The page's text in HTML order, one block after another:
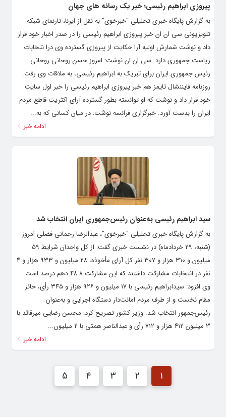
پیروزی ابراهیم رئیسی؛ خبر یک رسانه های جهان
به گزارش پایگاه خبری تحلیلی “خبرخوی” به نقل از ایرنا، تارنمای شبکه
تلویزیونی سی ان ان خبر پیروزی ابراهیم رئیسی را در صدر اخبار خود قرار
داد و نوشت شمارش اولیه آرا حکایت از پیروزی گسترده وی درا نتخابات
ریاست جمهوری دارد. سی ان ان نوشت: امروز حسن روحانی روحانی
رئیس جمهوری ایران برای تبریک به ابراهیم رئیسی، به ملاقات وی رفت.
روزنامه فایننشال تایمز هم خبر پیروزی ابراهیم رئیسی را خبر اول سایت
خود قرار داد و نوشت که او توانسته بطور گسترده آرای اکثریت قاطع مردم
ایران را بدست آورد. خبرگزاری فرانسه نوشت: در میان کسانی که به...
ادامه خبر
سید ابراهیم رئیسی به‌عنوان رئیس‌جمهوری ایران انتخاب شد
به گزارش پایگاه خبری تحلیلی “خبرخوی“، عبدالرضا رحمانی فضلی امروز
(شنبه، ۲۹ خردادماه) در نشست خبری گفت: از کل واجدان شرایط ۵۹
میلیون و ۳۱۰ هزار و ۳۰۷ نفر کل آرای مأخوذه، ۲۸ میلیون و ۹۳۳ هزار و ۴
نفر در انتخابات مشارکت داشتند که این مشارکت ۴۸.۸ دهم درصد است.
وی افزود: سیدابراهیم رئیسی با ۱۷ میلیون و ۹۲۶ هزار و ۳۴۵ رأی، حائز
مقام نخست و از طرف مردم امانت‌دار دستگاه اجرایی و به‌عنوان
رئیس‌جمهور انتخاب شد. وزیر کشور تصریح کرد: محسن رضایی میرقائد با
۳ میلیون ۴۱۲ هزار و ۷۱۲ رأی و عبدالناصر همتی با ۲ میلیون...
ادامه خبر
1
2
3
4
5